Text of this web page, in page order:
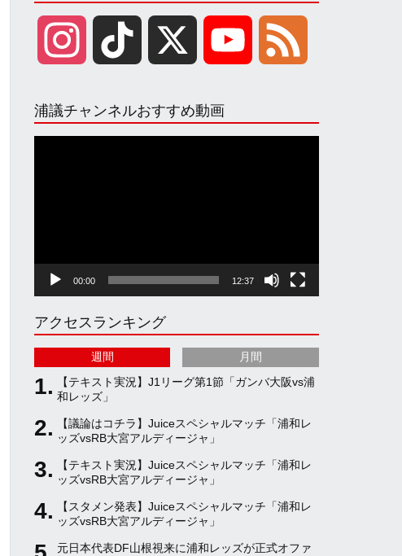
s
g
r
a
m
k
k
u
b
e
C
h
e
浦議チャンネルおすすめ動画
00:00 12:37
アクセスランキング
週間 月間
【テキスト実況】J1リーグ第1節「ガンバ大阪vs浦
和レッズ」
【議論はコチラ】Juiceスペシャルマッチ「浦和レ
ッズvsRB大宮アルディージャ」
【テキスト実況】Juiceスペシャルマッチ「浦和レ
ッズvsRB大宮アルディージャ」
【スタメン発表】Juiceスペシャルマッチ「浦和レ
ッズvsRB大宮アルディージャ」
元日本代表DF山根視来に浦和レッズが正式オファ